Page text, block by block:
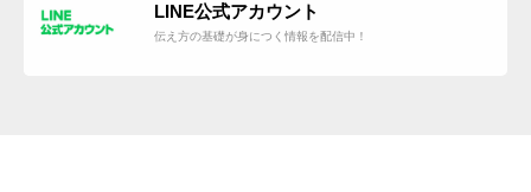
LINE公式アカウント
伝え方の基礎が身につく情報を配信中！